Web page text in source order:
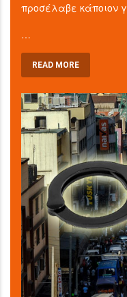
προσέλαβε κάποιον
…
READ MORE